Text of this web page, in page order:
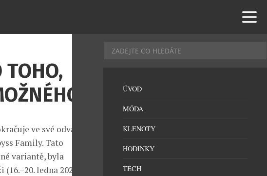
TOHO,
ve své odvážné
Family. Tato
variantě, byla
ledna 2025).
ÚVOD
MÓDA
KLENOTY
HODINKY
TECH